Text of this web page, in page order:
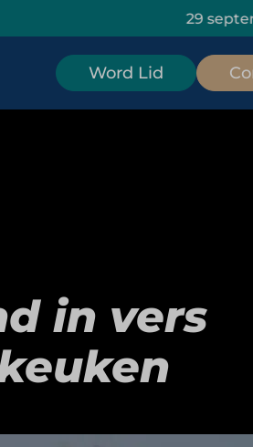
29 september
Word Lid
in vers